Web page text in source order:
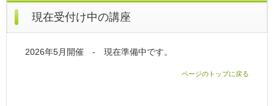
現在受付け中の講座
2026年5月開催 - 現在準備中です。
ページのトップに戻る